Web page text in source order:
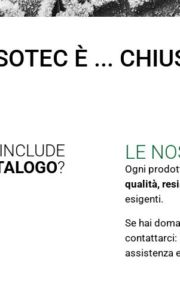
È ...
?
LE
Ogni
qualità,
esigenti.
Se hai
contattarci:
assistenza